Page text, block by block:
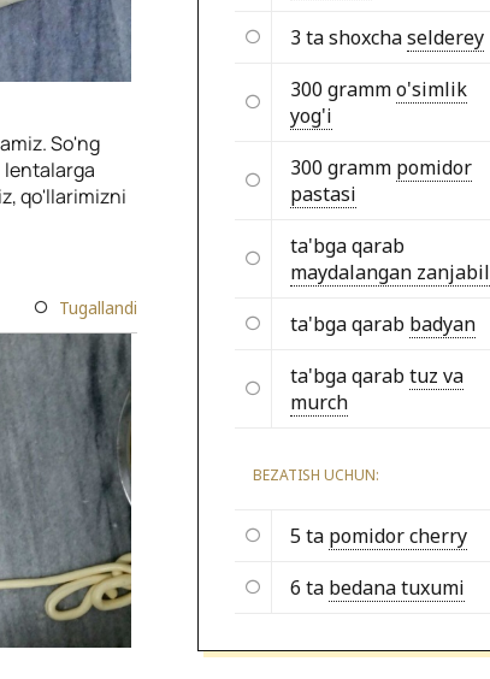
So'ng
lentalarga
qo'llarimizni
Tugallandi
3 ta shoxchaselderey
300 grammo'simlik
yog'i
300 gramm pomidor
pastasi
ta'bga qarab
maydalangan zanjabil
ta'bga qarab badyan
ta'bga qarabtuz va
murch
BEZATISH UCHUN:
5 ta pomidor cherry
6 ta bedana tuxumi